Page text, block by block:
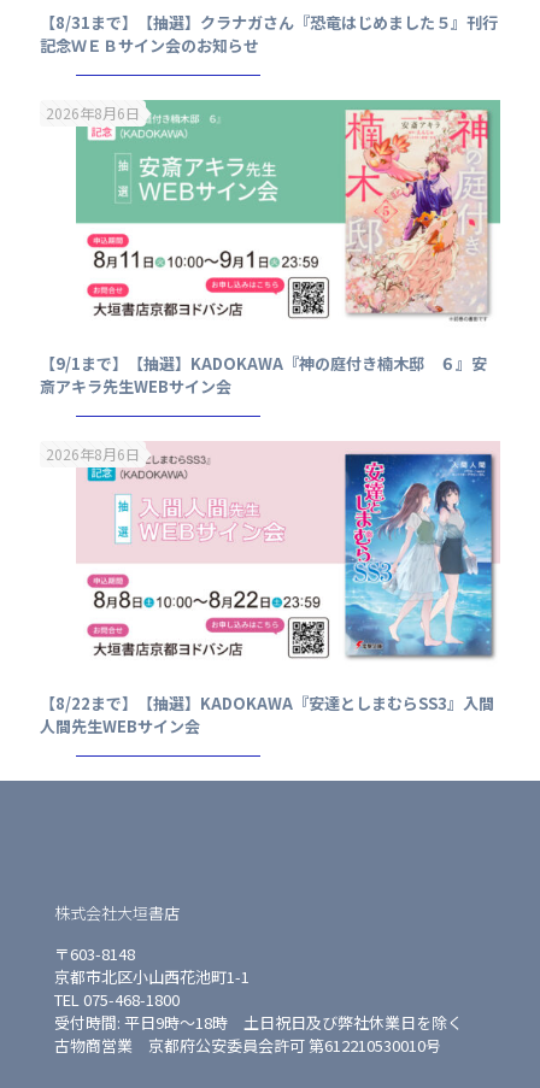
【8/31まで】【抽選】クラナガさん『恐竜はじめました５』刊行
記念ＷＥＢサイン会のお知らせ
2026年8月6日
【9/1まで】【抽選】KADOKAWA『神の庭付き楠木邸 ６』安
斎アキラ先生WEBサイン会
2026年8月6日
【8/22まで】【抽選】KADOKAWA『安達としまむらSS3』入間
人間先生WEBサイン会
株式会社大垣書店
〒603-8148
京都市北区小山西花池町1-1
TEL 075-468-1800
受付時間: 平日9時〜18時 土日祝日及び弊社休業日を除く
古物商営業 京都府公安委員会許可 第612210530010号